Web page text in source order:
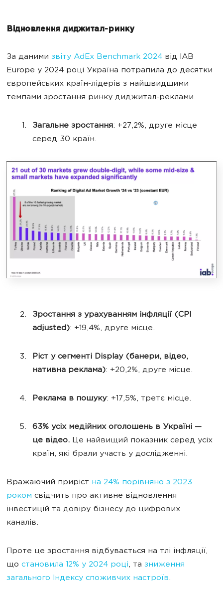
Відновлення диджитал-ринку
За даними звіту AdEx Benchmark 2024 від IAB
Europe у 2024 році Україна потрапила до десятки
європейських країн-лідерів з найшвидшими
темпами зростання ринку диджитал-реклами.
Загальне зростання: +27,2%, друге місце
серед 30 країн.
Зростання з урахуванням інфляції (CPI
adjusted): +19,4%, друге місце.
Ріст у сегменті Display (банери, відео,
нативна реклама): +20,2%, друге місце.
Реклама в пошуку: +17,5%, третє місце.
63% усіх медійних оголошень в Україні —
це відео. Це найвищий показник серед усіх
країн, які брали участь у дослідженні.
Вражаючий приріст на 24% порівняно з 2023
роком свідчить про активне відновлення
інвестицій та довіру бізнесу до цифрових
каналів.
Проте це зростання відбувається на тлі інфляції,
що становила 12% у 2024 році, та зниження
загального Індексу споживчих настроїв.